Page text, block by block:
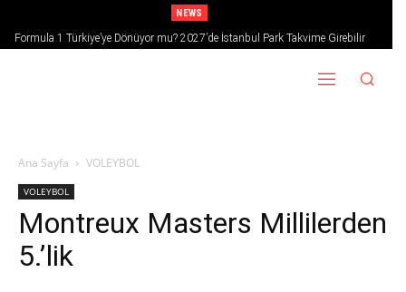
NEWS
Formula 1 Türkiye’ye Dönüyor mu? 2027’de İstanbul Park Takvime Girebilir
Ana Sayfa VOLEYBOL
VOLEYBOL
Montreux Masters Millilerden
5.’lik